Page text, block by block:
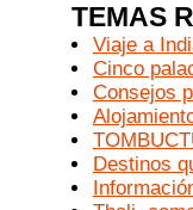
TEMAS
Viaje a
Cinco
Consejos
Destinos